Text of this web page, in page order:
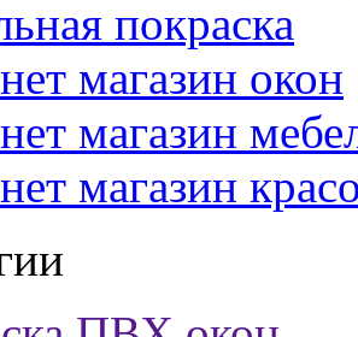
покраска
магазин окон
магазин
магазин